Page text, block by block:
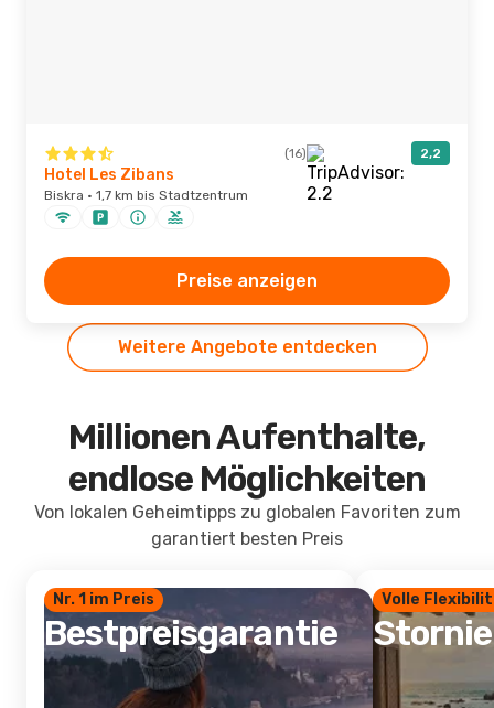
(16) 2,2
Hotel Les Zibans
Biskra · 1,7 km bis Stadtzentrum
Preise anzeigen
Weitere Angebote entdecken
Millionen Aufenthalte,
endlose Möglichkeiten
Von lokalen Geheimtipps zu globalen Favoriten zum
garantiert besten Preis
Nr. 1 im Preis
Bestpreisgarantie
Volle